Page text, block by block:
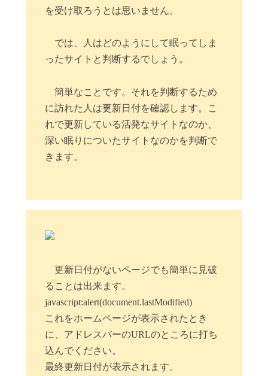
を受け取ろうとは思いません。
では、人はどのようにして眠ってしま
ったサイトと判断するでしょう。
簡単なことです。それを判断するため
に訪れた人は更新日付を確認します。こ
れで更新している活発なサイトなのか、
深い眠りについたサイトなのかを判断で
きます。
更新日付がないページでも簡単に見破
ることは出来ます。
javascript:alert(document.lastModified)
これをホームページが表示されたとき
に、アドレスバーのURLのところに打ち
込んでください。
最終更新日付が表示されます。